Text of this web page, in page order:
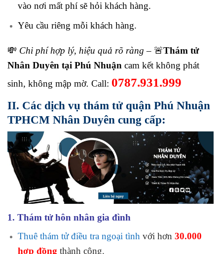
vào nơi mất phí sẽ hỏi khách hàng.
Yêu cầu riêng mỗi khách hàng.
💸 Chi phí hợp lý, hiệu quả rõ ràng – 🚨Thám tử
Nhân Duyên tại Phú Nhuận cam kết không phát
sinh, không mập mờ. Call: 0787.931.999
II. Các dịch vụ thám tử quận Phú Nhuận
TPHCM Nhân Duyên cung cấp:
1. Thám tử hôn nhân gia đình
Thuê thám tử điều tra ngoại tìnhvới hơn 30.000
hợp đồngthành công.